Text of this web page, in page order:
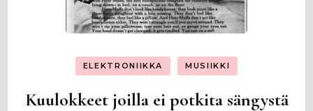
ELEKTRONIIKKA MUSIIKKI
Kuulokkeet joilla ei potkita sängystä